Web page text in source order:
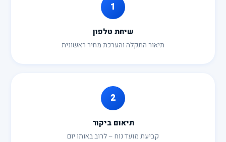
1
שיחת טלפון
תיאור התקלה והערכת מחיר ראשונית
2
תיאום ביקור
קביעת מועד נוח – לרוב באותו יום